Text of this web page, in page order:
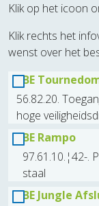
Klik op het icoon
Klik rechts het
wenst over het
BE
56.82.20.
hoge
BE Rampo
97.61.10.¦42-.
staal
BE Jungle